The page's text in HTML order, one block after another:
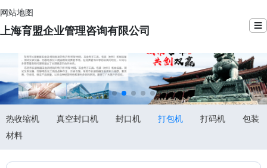
网站地图
上海育盟企业管理咨询有限公司 ☰
热收缩机 真空封口机 封口机 打包机 打码机
包装
材料